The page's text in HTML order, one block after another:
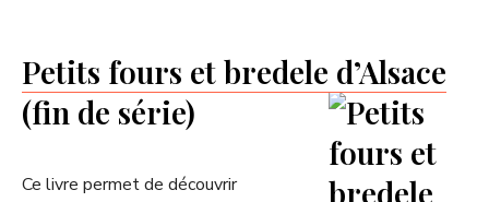
Petits fours et bredele d’Alsace
(fin de série)
Ce livre permet de découvrir